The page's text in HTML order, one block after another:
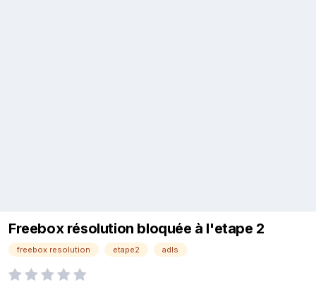
Freebox résolution bloquée à l'etape 2
freebox resolution etape2 adls